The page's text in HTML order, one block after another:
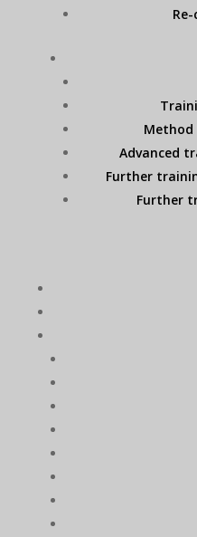
Advanced
Further
Further